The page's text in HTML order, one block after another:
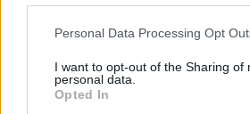
Please note that this website/app uses
not limited to your visit or usage
grant or deny consent to Google and
use your data for below specified
Personal Data Processing Opt
I want to opt-out of the Sharing of
personal data.
Opted In
Staff